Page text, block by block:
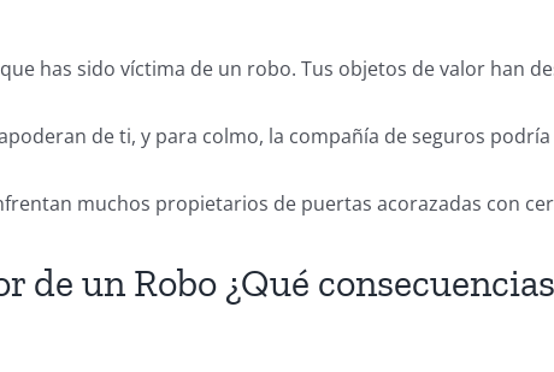
has sido víctima de un robo. Tus objetos de valor han
de ti, y para colmo, la compañía de seguros
muchos propietarios de puertas acorazadas con
de un Robo ¿Qué